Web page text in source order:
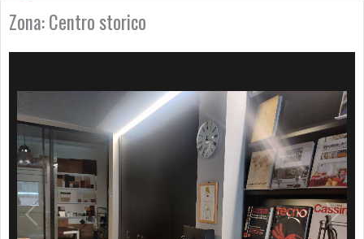
Zona: Centro storico